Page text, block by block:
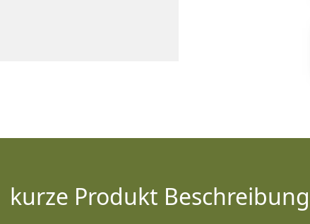
kurze Produkt Beschreibung